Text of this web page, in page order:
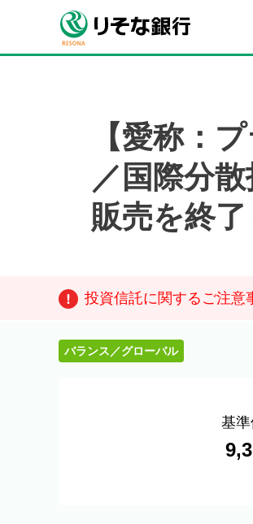
【愛称：
／国際分
販売を終
投資信託に関するご注意
バランス／グローバル
基